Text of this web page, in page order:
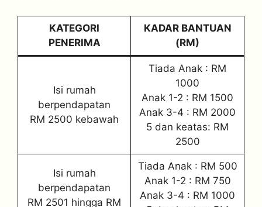
KATEGORI
PENERIMA
KADAR BANTUAN
(RM)
Isi rumah
berpendapatan
RM 2500 kebawah
Tiada Anak : RM
1000
Anak 1-2 : RM 1500
Anak 3-4 : RM 2000
5 dan keatas: RM
2500
Isi rumah
berpendapatan
RM 2501 hingga RM
Tiada Anak : RM 500
Anak 1-2 : RM 750
Anak 3-4 : RM 1000